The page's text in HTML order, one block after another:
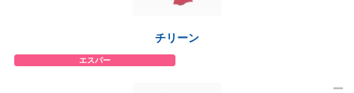
チリーン
エスパー